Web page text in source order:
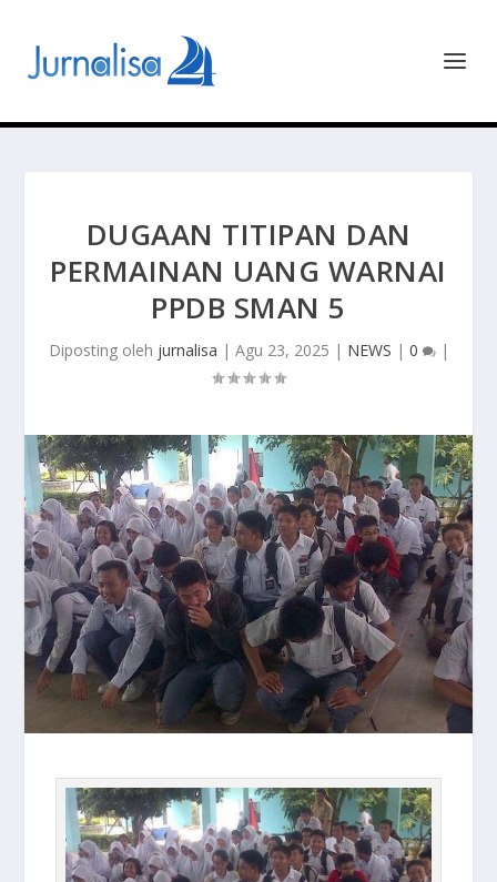
DUGAAN TITIPAN DAN
PERMAINAN UANG WARNAI
PPDB SMAN 5
Diposting oleh jurnalisa | Agu 23, 2025 | NEWS | 0 |